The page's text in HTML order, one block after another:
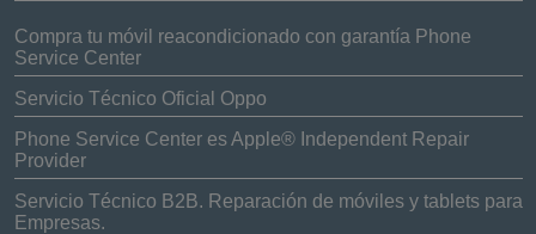
Compra tu móvil reacondicionado con garantía Phone
Service Center
Servicio Técnico Oficial Oppo
Phone Service Center es Apple® Independent Repair
Provider
Servicio Técnico B2B. Reparación de móviles y tablets para
Empresas.